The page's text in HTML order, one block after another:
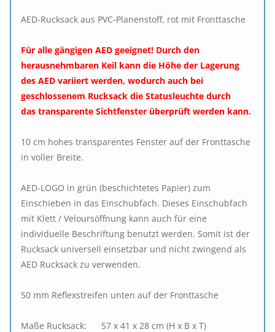
AED-Rucksack aus PVC-Planenstoff, rot mit Fronttasche
Für alle gängigen AED geeignet! Durch den
herausnehmbaren Keil kann die Höhe der Lagerung
des AED variiert werden, wodurch auch bei
geschlossenem Rucksack die Statusleuchte durch
das transparente Sichtfenster überprüft werden kann.
10 cm hohes transparentes Fenster auf der Fronttasche
in voller Breite.
AED-LOGO in grün (beschichtetes Papier) zum
Einschieben in das Einschubfach. Dieses Einschubfach
mit Klett / Veloursöffnung kann auch für eine
individuelle Beschriftung benutzt werden. Somit ist der
Rucksack universell einsetzbar und nicht zwingend als
AED Rucksack zu verwenden.
50 mm Reflexstreifen unten auf der Fronttasche
Maße Rucksack: 57 x 41 x 28 cm (H x B x T)